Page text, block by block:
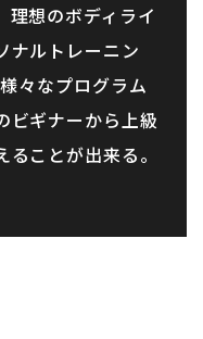
理想のボディライ
ナルトレーニン
々なプログラム
ビギナーから上級
ことが出来る。